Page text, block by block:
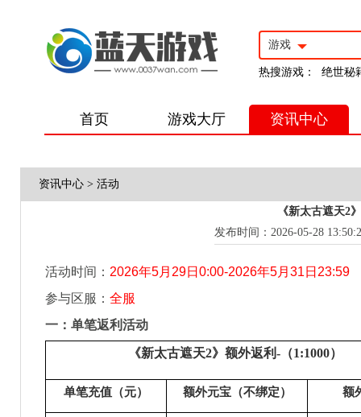
游戏
热搜游戏： 绝世秘
首页 游戏大厅 资讯中心
资讯中心 > 活动
《新太古遮天2
发布时间：2026-05-28
活动时间： 2026年5月29日0:00-2026年5月31日23:59
参与区服： 全服
一： 单笔返利活动
《新太古遮天2》额外返利-（1:1000）
单笔充值（元） 额外元宝（不绑定） 额